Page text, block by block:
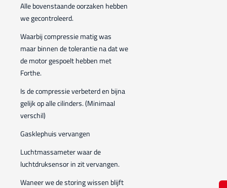
Alle bovenstaande oorzaken hebben
we gecontroleerd.
Waarbij compressie matig was
maar binnen de tolerantie na dat we
de motor gespoelt hebben met
Forthe.
Is de compressie verbeterd en bijna
gelijk op alle cilinders. (Minimaal
verschil)
Gasklephuis vervangen
Luchtmassameter waar de
luchtdruksensor in zit vervangen.
Waneer we de storing wissen blijft